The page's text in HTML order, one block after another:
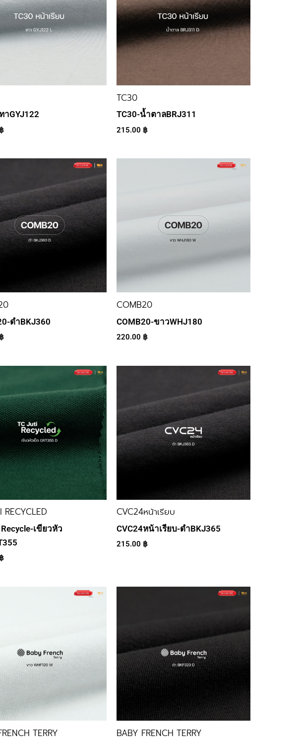
าGYJ122
฿
TC30
TC30-น้ำตาลBRJ311
215.00 ฿
ดำBKJ360
฿
COMB20
COMB20-ขาวWHJ180
220.00 ฿
RECYCLED
เขียวหัว
฿
CVC24หน้าเรียบ
CVC24หน้าเรียบ-ดำBKJ365
215.00 ฿
TERRY BABY FRENCH TERRY